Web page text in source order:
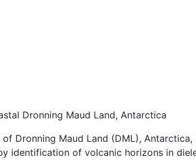
Dronning Maud Land, Antarctica
Dronning Maud Land (DML), Antarctica,
identification of volcanic horizons in